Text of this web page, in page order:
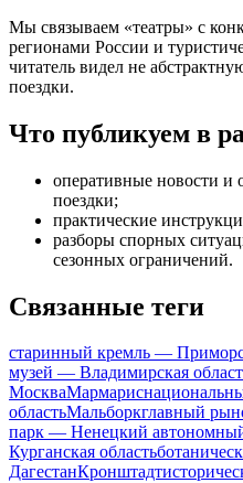
Мы связываем «театры» с
регионами России и
читатель видел не
поездки.
Что публикуем в
оперативные новости и
поездки;
практические
разборы спорных
сезонных ограничений.
Связанные теги
старинный кремль —
музей — Владимирская
МоскваМармарис
областьМальборкглавный
парк — Ненецкий
Курганская область
ДагестанКронштадт